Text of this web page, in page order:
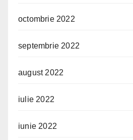
octombrie 2022
septembrie 2022
august 2022
iulie 2022
iunie 2022